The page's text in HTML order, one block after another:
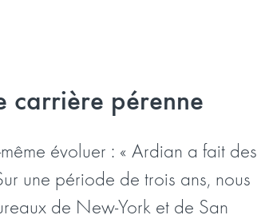
carrière pérenne
évoluer : « Ardian a fait des
une période de trois ans, nous
de New-York et de San